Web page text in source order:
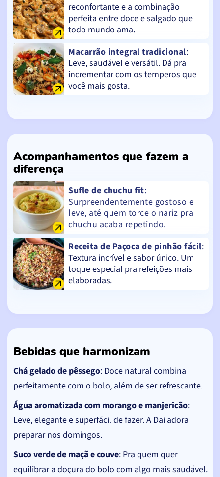
reconfortante e a combinação
perfeita entre doce e salgado que
todo mundo ama.
Macarrão integral tradicional:
Leve, saudável e versátil. Dá pra
incrementar com os temperos que
você mais gosta.
Acompanhamentos que fazem a
diferença
Sufle de chuchu fit:
Surpreendentemente gostoso e
leve, até quem torce o nariz pra
chuchu acaba repetindo.
Receita de Paçoca de pinhão fácil:
Textura incrível e sabor único. Um
toque especial pra refeições mais
elaboradas.
Bebidas que harmonizam
Chá gelado de pêssego: Doce natural combina
perfeitamente com o bolo, além de ser refrescante.
Água aromatizada com morango e manjericão:
Leve, elegante e superfácil de fazer. A Dai adora
preparar nos domingos.
Suco verde de maçã e couve: Pra quem quer
equilibrar a doçura do bolo com algo mais saudável.